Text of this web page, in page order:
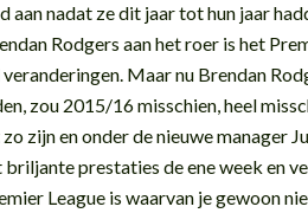
nadat ze dit jaar tot hun jaar
Rodgers aan het roer is het
Maar nu Brendan
zou 2015/16 misschien, heel
zijn en onder de nieuwe manager
prestaties de ene week en
League is waarvan je gewoon